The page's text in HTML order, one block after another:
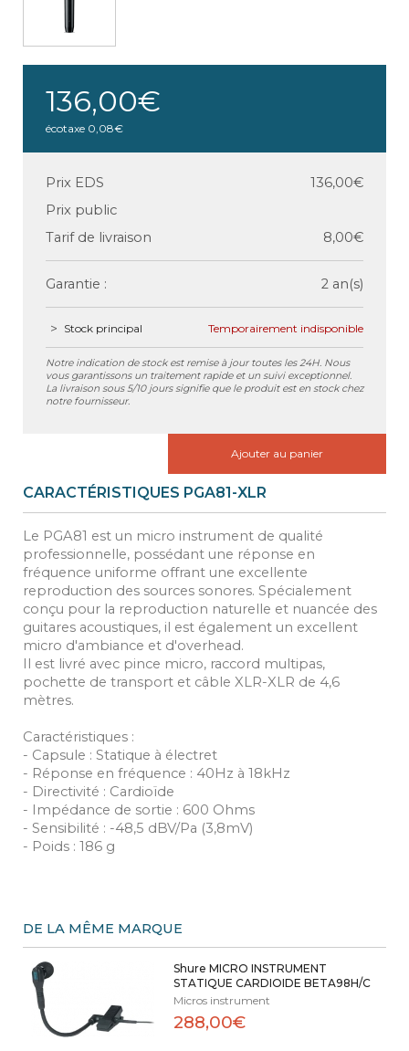
136,00€
écotaxe 0,08€
Prix EDS
136,00€
Prix public
Tarif de livraison
8,00€
Garantie : 2 an(s)
Stock principal Temporairement indisponible
Notre indication de stock est remise à jour toutes les 24H. Nous
vous garantissons un traitement rapide et un suivi exceptionnel.
La livraison sous 5/10 jours signifie que le produit est en stock chez
notre fournisseur.
Ajouter au panier
CARACTÉRISTIQUES PGA81-XLR
Le PGA81 est un micro instrument de qualité
professionnelle, possédant une réponse en
fréquence uniforme offrant une excellente
reproduction des sources sonores. Spécialement
conçu pour la reproduction naturelle et nuancée des
guitares acoustiques, il est également un excellent
micro d'ambiance et d'overhead.
Il est livré avec pince micro, raccord multipas,
pochette de transport et câble XLR-XLR de 4,6
mètres.
Caractéristiques :
- Capsule : Statique à électret
- Réponse en fréquence : 40Hz à 18kHz
- Directivité : Cardioïde
- Impédance de sortie : 600 Ohms
- Sensibilité : -48,5 dBV/Pa (3,8mV)
- Poids : 186 g
DE LA MÊME MARQUE
Shure MICRO INSTRUMENT
STATIQUE CARDIOIDE BETA98H/C
Micros instrument
288,00€